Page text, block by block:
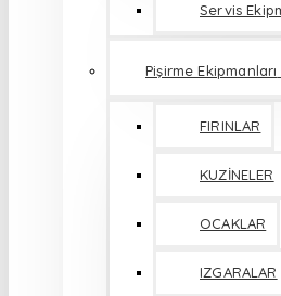
Servis
Pişirme Ekipmanları
FIRINLAR
KUZİNELER
OCAKLAR
IZGARALAR